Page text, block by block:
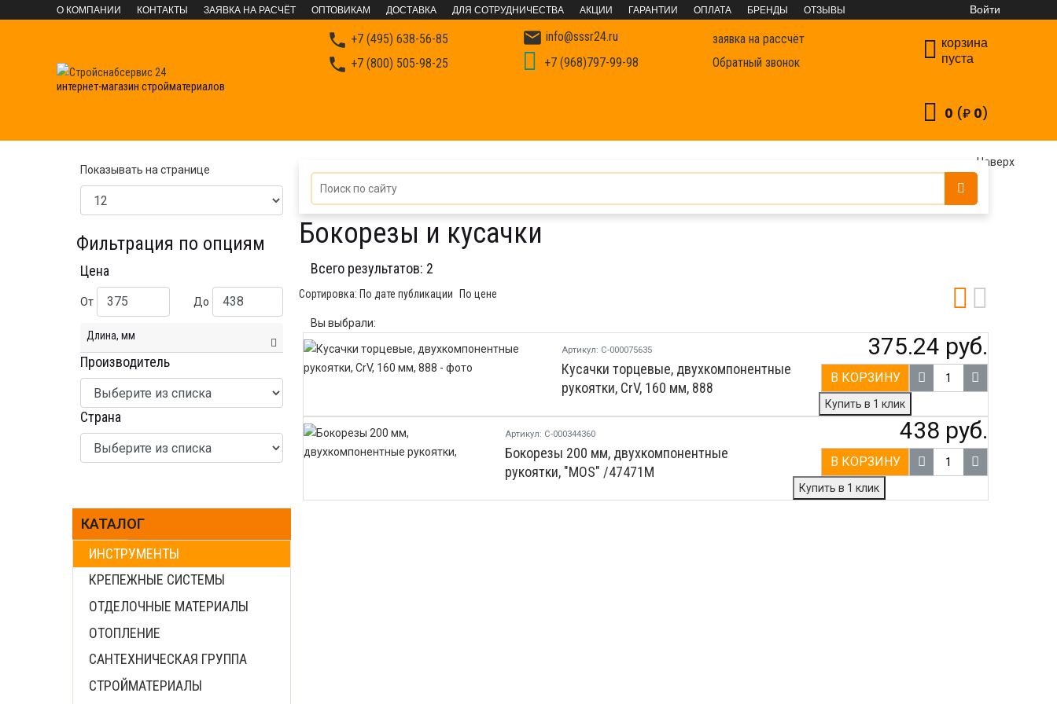
О КОМПАНИИ КОНТАКТЫ ЗАЯВКА НА РАСЧЁТ ОПТОВИКАМ ДОСТАВКА ДЛЯ СОТРУДНИЧЕСТВА АКЦИИ ГАРАНТИИ ОПЛАТА БРЕНДЫ ОТЗЫВЫ Войти
интернет-магазин стройматериалов
корзина
пуста
0 (₽ 0)
 +7 (495) 638-56-85
 +7 (800) 505-98-25
 info@sssr24.ru
+7 (968)797-99-98
заявка на рассчёт
Обратный звонок
Бокорезы и кусачки
Всего результатов: 2
Сортировка: По дате публикации По цене
Вы выбрали:
Артикул: С-000075635
Кусачки торцевые, двухкомпонентные
рукоятки, CrV, 160 мм, 888
375.24 руб.
В КОРЗИНУ
Купить в 1 клик
Артикул: С-000344360
Бокорезы 200 мм, двухкомпонентные
рукоятки, "MOS" /47471М
438 руб.
В КОРЗИНУ
Купить в 1 клик
Показывать на странице
Фильтрация по опциям
Цена
От До
Длина, мм
Производитель
Страна
КАТАЛОГ
ИНСТРУМЕНТЫ
КРЕПЕЖНЫЕ СИСТЕМЫ
ОТДЕЛОЧНЫЕ МАТЕРИАЛЫ
ОТОПЛЕНИЕ
САНТЕХНИЧЕСКАЯ ГРУППА
СТРОЙМАТЕРИАЛЫ
Наверх